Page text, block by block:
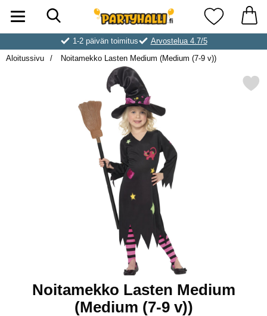
Ostoskori laajennettu Partyhallen AB
Suosikkini
1-2 päivän toimitus
Arvostelua 4.7/5
Aloitussivu
Noitamekko Lasten Medium (Medium (7-9 v))
Merkitse noitamekko Lasten
Noitamekko Lasten Medium
(Medium (7-9 v))